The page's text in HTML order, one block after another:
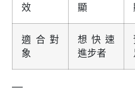
效
顯
適合對
象
想快速
進步者
—